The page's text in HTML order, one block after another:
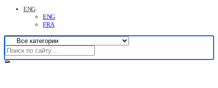
ENG
ENG
FRA